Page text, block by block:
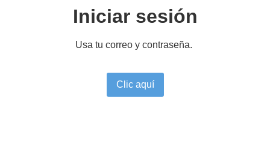
Iniciar sesión
Usa tu correo y contraseña.
Clic aquí